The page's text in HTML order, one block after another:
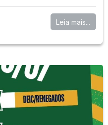
Leia mais...